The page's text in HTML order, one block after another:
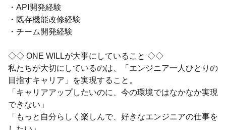
・API開発経験
・既存機能改修経験
・チーム開発経験
◇◇ ONE WILLが大事にしていること ◇◇
私たちが大切にしているのは、「エンジニア一人ひとりの
目指すキャリア」を実現すること。
「キャリアアップしたいのに、今の環境ではなかなか実現
できない」
「もっと自分らしく楽しんで、好きなエンジニアの仕事を